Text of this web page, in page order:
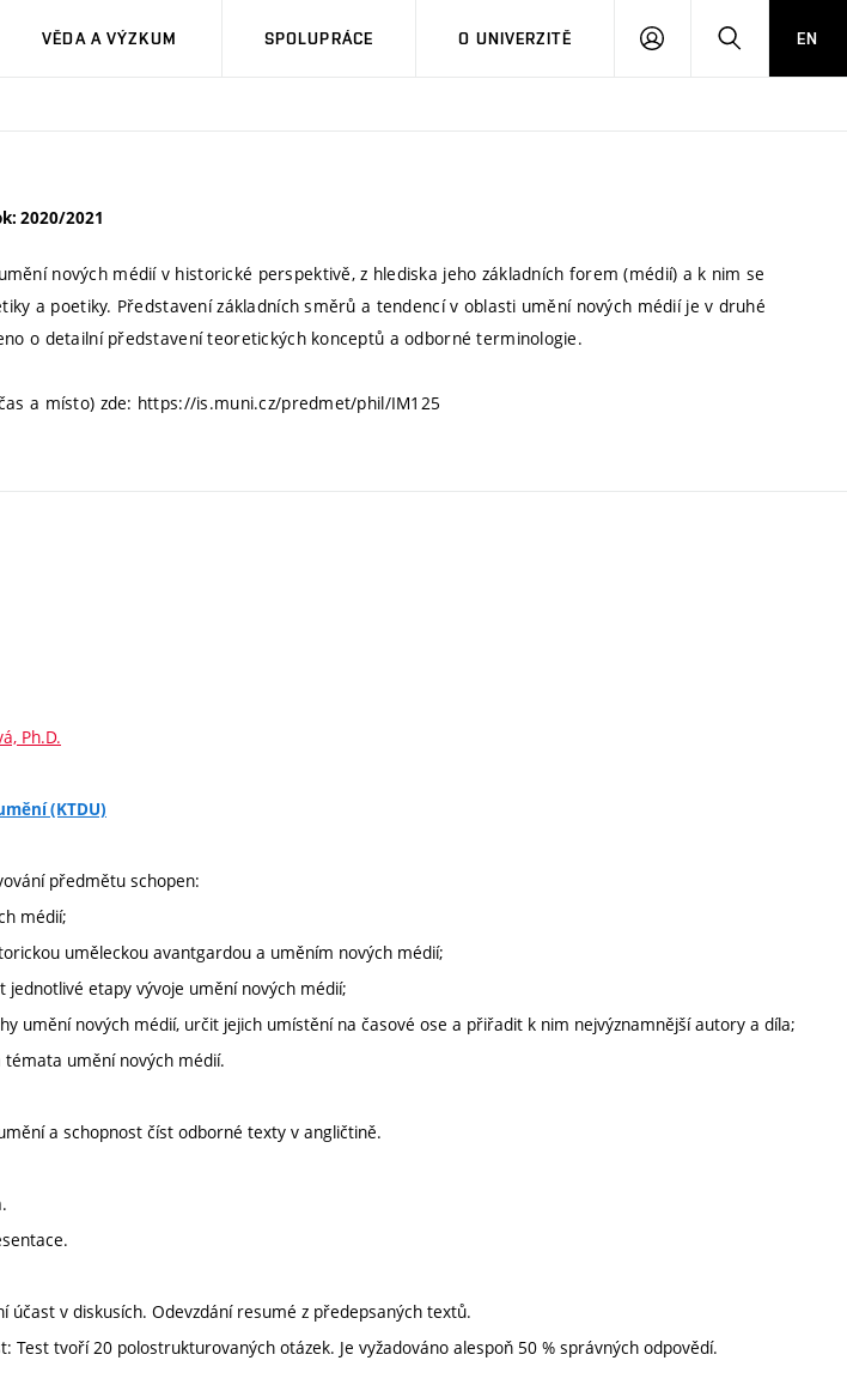
VĚDA A VÝZKUM SPOLUPRÁCE O UNIVERZITĚ
PŘIHLÁSIT HLEDATEN
2020/2021
nových médií v historické perspektivě, z hlediska jeho základních forem (médií) a k nim se
a poetiky. Představení základních směrů a tendencí v oblasti umění nových médií je v druhé
o detailní představení teoretických konceptů a odborné terminologie.
a místo) zde: https://is.muni.cz/predmet/phil/IM125
Ph.D.
(KTDU)
předmětu schopen:
médií;
uměleckou avantgardou a uměním nových médií;
jednotlivé etapy vývoje umění nových médií;
umění nových médií, určit jejich umístění na časové ose a přiřadit k nim nejvýznamnější autory a díla;
umění nových médií.
a schopnost číst odborné texty v angličtině.
účast v diskusích. Odevzdání resumé z předepsaných textů.
Test tvoří 20 polostrukturovaných otázek. Je vyžadováno alespoň 50 % správných odpovědí.